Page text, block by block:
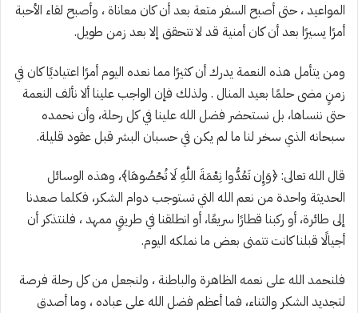
المواعيد ، حتى أصبح السفر متعة بعد أن كان معاناة ، وأصبح لقاء الأحبة
أمرًا يسيرًا بعد أن كان أمنية قد لا تتحقق إلا بعد زمن طويل.
ومن يتأمل هذه النعمة يدرك أن كثيرًا مما نعده اليوم أمرًا اعتياديًا كان في
زمنٍ مضى حلمًا بعيد المنال . ولذلك فإن الواجب علينا ألا نألف النعمة
حتى ننساها، بل نستحضر فضل الله علينا في كل رحلة، وأن نحمده
سبحانه الذي سخر لنا ما لم يكن في حسبان البشر قبل عقود قليلة.
قال الله تعالى: ﴿وَإِن تَعُدُّوا نِعْمَةَ اللَّهِ لَا تُحْصُوهَا﴾، وهذه الوسائل
الحديثة واحدة من نعم الله التي تستوجب دوام الشكر، فكلما صعدنا
إلى طائرة، أو ركبنا قطارًا سريعًا، أو انطلقنا في طريقٍ ممهد ، فلنتذكر أن
أجيالًا قبلنا كانت تتمنى بعض ما نملكه اليوم.
فلنحمد الله على نعمه الظاهرة والباطنة ، ولنجعل من كل رحلة فرصة
لتجديد الشكر والثناء، فما أعظم فضل الله على عباده ، وما أصدق